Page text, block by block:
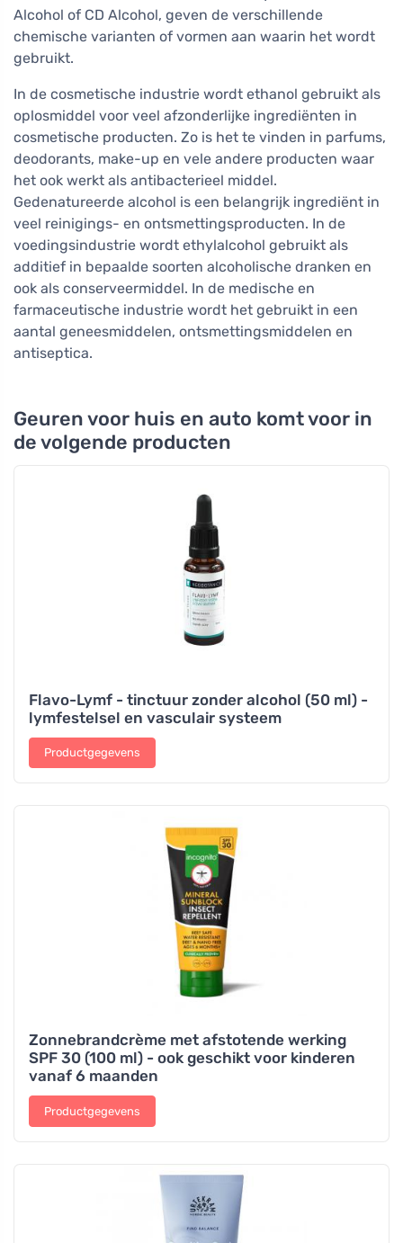
Alcohol of CD Alcohol, geven de verschillende
chemische varianten of vormen aan waarin het wordt
gebruikt.
In de cosmetische industrie wordt ethanol gebruikt als
oplosmiddel voor veel afzonderlijke ingrediënten in
cosmetische producten. Zo is het te vinden in parfums,
deodorants, make-up en vele andere producten waar
het ook werkt als antibacterieel middel.
Gedenatureerde alcohol is een belangrijk ingrediënt in
veel reinigings- en ontsmettingsproducten. In de
voedingsindustrie wordt ethylalcohol gebruikt als
additief in bepaalde soorten alcoholische dranken en
ook als conserveermiddel. In de medische en
farmaceutische industrie wordt het gebruikt in een
aantal geneesmiddelen, ontsmettingsmiddelen en
antiseptica.
Geuren voor huis en auto komt voor in
de volgende producten
Flavo-Lymf - tinctuur zonder alcohol (50 ml) -
lymfestelsel en vasculair systeem
Productgegevens
Zonnebrandcrème met afstotende werking
SPF 30 (100 ml) - ook geschikt voor kinderen
vanaf 6 maanden
Productgegevens